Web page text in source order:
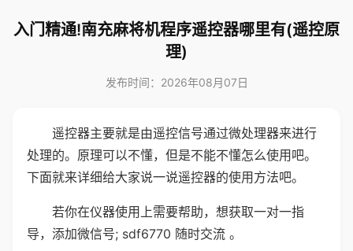
入门精通!南充麻将机程序遥控器哪里有(遥控原
理)
发布时间：2026年08月07日
遥控器主要就是由遥控信号通过微处理器来进行
处理的。原理可以不懂，但是不能不懂怎么使用吧。
下面就来详细给大家说一说遥控器的使用方法吧。
若你在仪器使用上需要帮助，想获取一对一指
导，添加微信号; sdf6770 随时交流 。